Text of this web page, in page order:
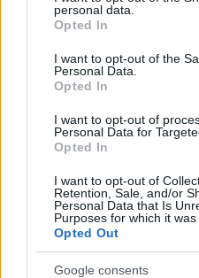
grant or deny consent to
use your data for below
consent section.
personal data.
Opted In
I want to opt-out of the
Personal Data.
Opted In
I want to opt-out of
Personal Data for
Opted In
I want to opt-out of
Retention, Sale, and/or
Personal Data that Is
Purposes for which it was
Opted Out
Google consents
közutat is lezárják, majd
BEJEGYZÉS:A Guvano Beach
Fredddy2
2026-05-20 13:38:17
@Balogh Zsolt: akkor van
BEJEGYZÉS:Az ingyenes
módváltást Montpellier-ben